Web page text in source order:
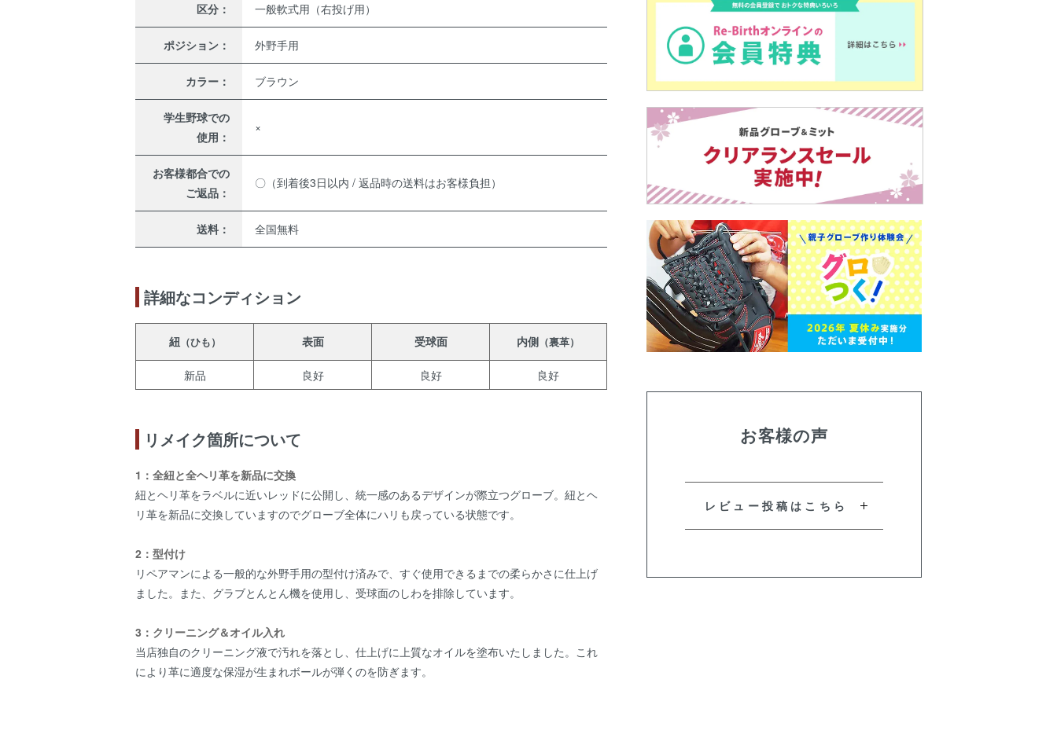
区分： 一般軟式用（右投げ用）
ポジション： 外野手用
カラー： ブラウン
学生野球での
使用：
×
お客様都合での
ご返品：
〇（到着後3日以内 / 返品時の送料はお客様負担）
送料： 全国無料
詳細なコンディション
紐（ひも） 表面 受球面 内側 （裏革）
新品 良好 良好 良好
リメイク箇所について
1：全紐と全ヘリ革を新品に交換
紐とヘリ革をラベルに近いレッドに公開し、統一感のあるデザインが際立つグローブ。紐とヘ
リ革を新品に交換していますのでグローブ全体にハリも戻っている状態です。
2：型付け
リペアマンによる一般的な外野手用の型付け済みで、すぐ使用できるまでの柔らかさに仕上げ
ました。また、グラブとんとん機を使用し、受球面のしわを排除しています。
3：クリーニング＆オイル入れ
当店独自のクリーニング液で汚れを落とし、仕上げに上質なオイルを塗布いたしました。これ
により革に適度な保湿が生まれボールが弾くのを防ぎます。
お客様の声
レビュー投稿はこちら